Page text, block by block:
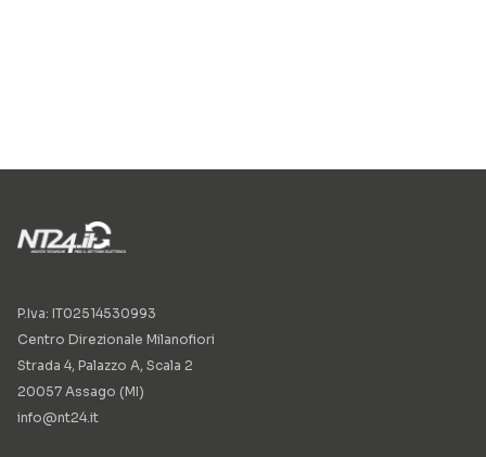
P.Iva: IT02514530993
Centro Direzionale Milanofiori
Strada 4, Palazzo A, Scala 2
20057 Assago (MI)
info@nt24.it